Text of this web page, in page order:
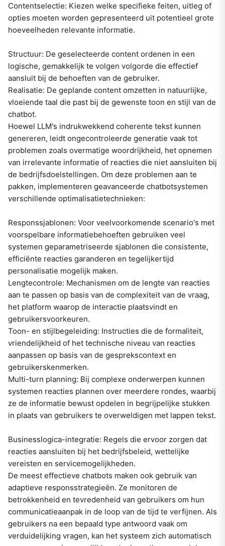
Contentselectie: Kiezen welke specifieke feiten, uitleg of
opties moeten worden gepresenteerd uit potentieel grote
hoeveelheden relevante informatie.
Structuur: De geselecteerde content ordenen in een
logische, gemakkelijk te volgen volgorde die effectief
aansluit bij de behoeften van de gebruiker.
Realisatie: De geplande content omzetten in natuurlijke,
vloeiende taal die past bij de gewenste toon en stijl van de
chatbot.
Hoewel LLM's indrukwekkend coherente tekst kunnen
genereren, leidt ongecontroleerde generatie vaak tot
problemen zoals overmatige woordrijkheid, het opnemen
van irrelevante informatie of reacties die niet aansluiten bij
de bedrijfsdoelstellingen. Om deze problemen aan te
pakken, implementeren geavanceerde chatbotsystemen
verschillende optimalisatietechnieken:
Responssjablonen: Voor veelvoorkomende scenario's met
voorspelbare informatiebehoeften gebruiken veel
systemen geparametriseerde sjablonen die consistente,
efficiënte reacties garanderen en tegelijkertijd
personalisatie mogelijk maken.
Lengtecontrole: Mechanismen om de lengte van reacties
aan te passen op basis van de complexiteit van de vraag,
het platform waarop de interactie plaatsvindt en
gebruikersvoorkeuren.
Toon- en stijlbegeleiding: Instructies die de formaliteit,
vriendelijkheid of het technische niveau van reacties
aanpassen op basis van de gesprekscontext en
gebruikerskenmerken.
Multi-turn planning: Bij complexe onderwerpen kunnen
systemen reacties plannen over meerdere rondes, waarbij
ze de informatie bewust opdelen in begrijpelijke stukken
in plaats van gebruikers te overweldigen met lappen tekst.
Businesslogica-integratie: Regels die ervoor zorgen dat
reacties aansluiten bij het bedrijfsbeleid, wettelijke
vereisten en servicemogelijkheden.
De meest effectieve chatbots maken ook gebruik van
adaptieve responsstrategieën. Ze monitoren de
betrokkenheid en tevredenheid van gebruikers om hun
communicatieaanpak in de loop van de tijd te verfijnen. Als
gebruikers na een bepaald type antwoord vaak om
verduidelijking vragen, kan het systeem zich automatisch